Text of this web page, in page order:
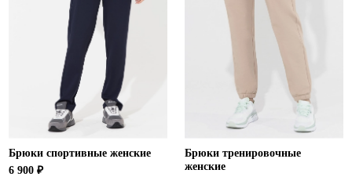
Брюки спортивные женские
6 900 ₽
Брюки тренировочные
женские